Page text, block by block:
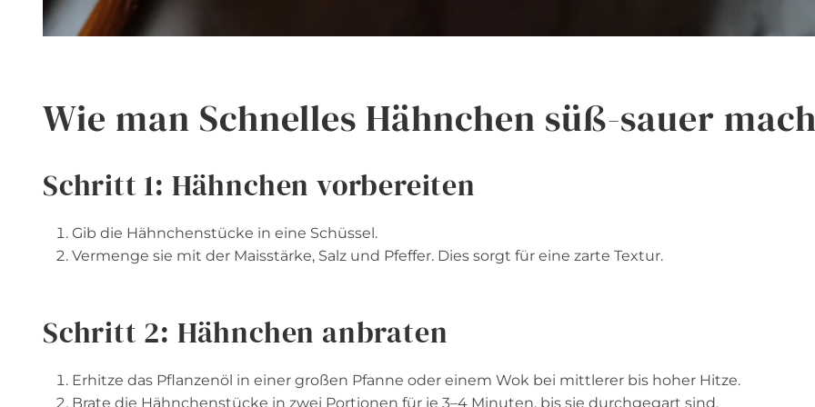
Wie man Schnelles Hähnchen süß-sauer
Schritt 1: Hähnchen vorbereiten
Gib die Hähnchenstücke in eine Schüssel.
Vermenge sie mit der Maisstärke, Salz und Pfeffer. Dies sorgt für eine zarte Textur.
Schritt 2: Hähnchen anbraten
Erhitze das Pflanzenöl in einer großen Pfanne oder einem Wok bei mittlerer bis hoher Hitze.
Brate die Hähnchenstücke in zwei Portionen für je 3–4 Minuten, bis sie durchgegart sind.